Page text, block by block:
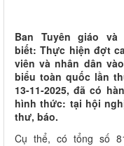
Ban Tuyên giáo
biết: Thực hiện đợt
viên và nhân dân
biểu toàn quốc lần
13-11-2025, đã có
hình thức: tại hội
thư, báo.
Cụ thể, có tổng số